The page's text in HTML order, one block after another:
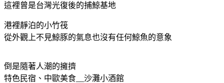
這裡曾是台灣光復後的捕鯨基地
港裡靜泊的小竹筏
從外觀上不見鯨豚的氣息也沒有任何鯨魚的意象
倒是隨著人潮的擁擠
特色民宿、中歐美食__沙灘小酒館